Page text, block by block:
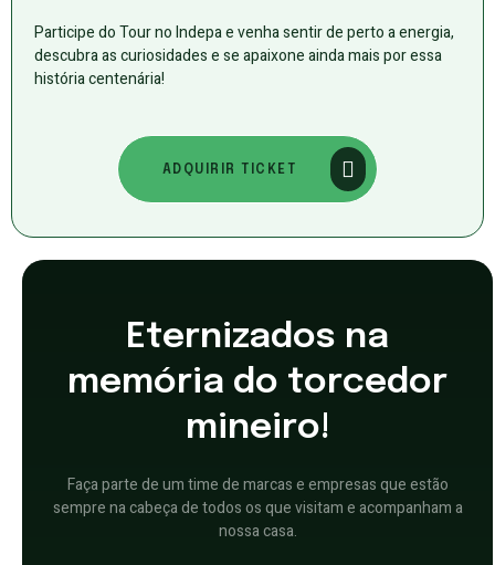
Participe do Tour no Indepa e venha sentir de perto a energia,
descubra as curiosidades e se apaixone ainda mais por essa
história centenária!
ADQUIRIR TICKET
Eternizados na
memória do torcedor
mineiro!
Faça parte de um time de marcas e empresas que estão
sempre na cabeça de todos os que visitam e acompanham a
nossa casa.